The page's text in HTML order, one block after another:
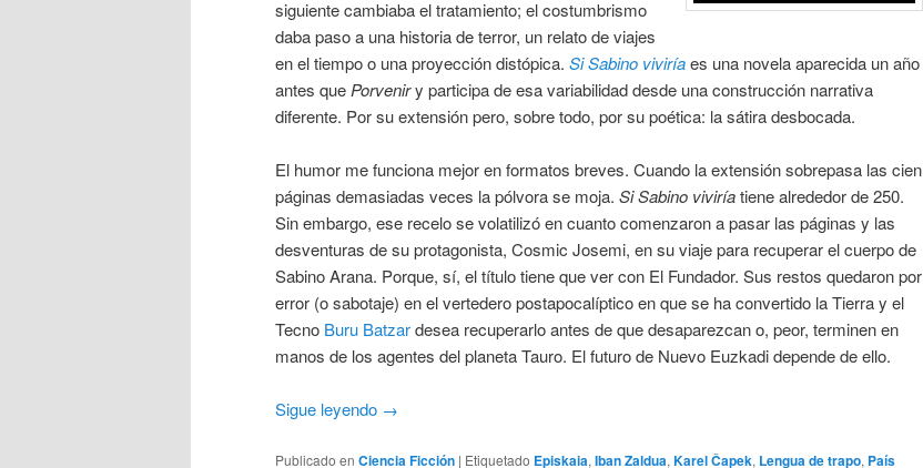
siguiente cambiaba el tratamiento; el costumbrismo
daba paso a una historia de terror, un relato de viajes
en el tiempo o una proyección distópica. Si Sabino viviríaes una novela aparecida un año
antes que Porveniry participa de esa variabilidad desde una construcción narrativa
diferente. Por su extensión pero, sobre todo, por su poética: la sátira desbocada.
El humor me funciona mejor en formatos breves. Cuando la extensión sobrepasa las cien
páginas demasiadas veces la pólvora se moja. Si Sabino viviríatiene alrededor de 250.
Sin embargo, ese recelo se volatilizó en cuanto comenzaron a pasar las páginas y las
desventuras de su protagonista, Cosmic Josemi, en su viaje para recuperar el cuerpo de
Sabino Arana. Porque, sí, el título tiene que ver con El Fundador. Sus restos quedaron por
error (o sabotaje) en el vertedero postapocalíptico en que se ha convertido la Tierra y el
Tecno Buru Batzardesea recuperarlo antes de que desaparezcan o, peor, terminen en
manos de los agentes del planeta Tauro. El futuro de Nuevo Euzkadi depende de ello.
Sigue leyendo →
Publicado en Ciencia Ficción | Etiquetado Episkaia, Iban Zaldua, Karel Čapek, Lengua de trapo, País